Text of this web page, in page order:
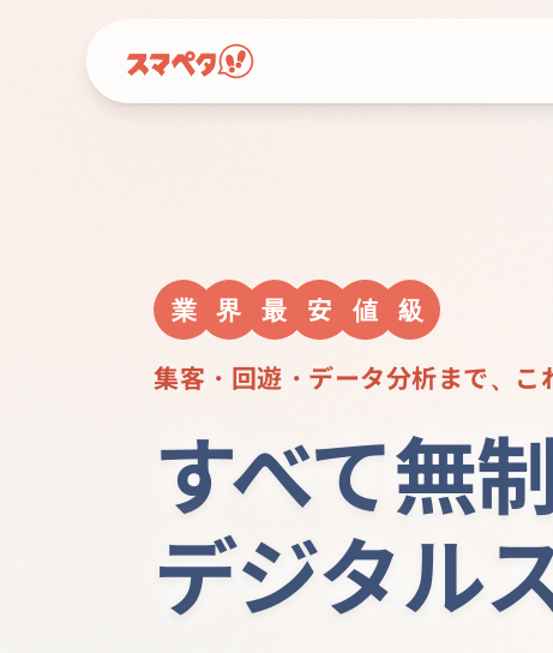
業 界 最 安 値 級
集客・回遊・データ分析まで、こ
すべて無
デジタル